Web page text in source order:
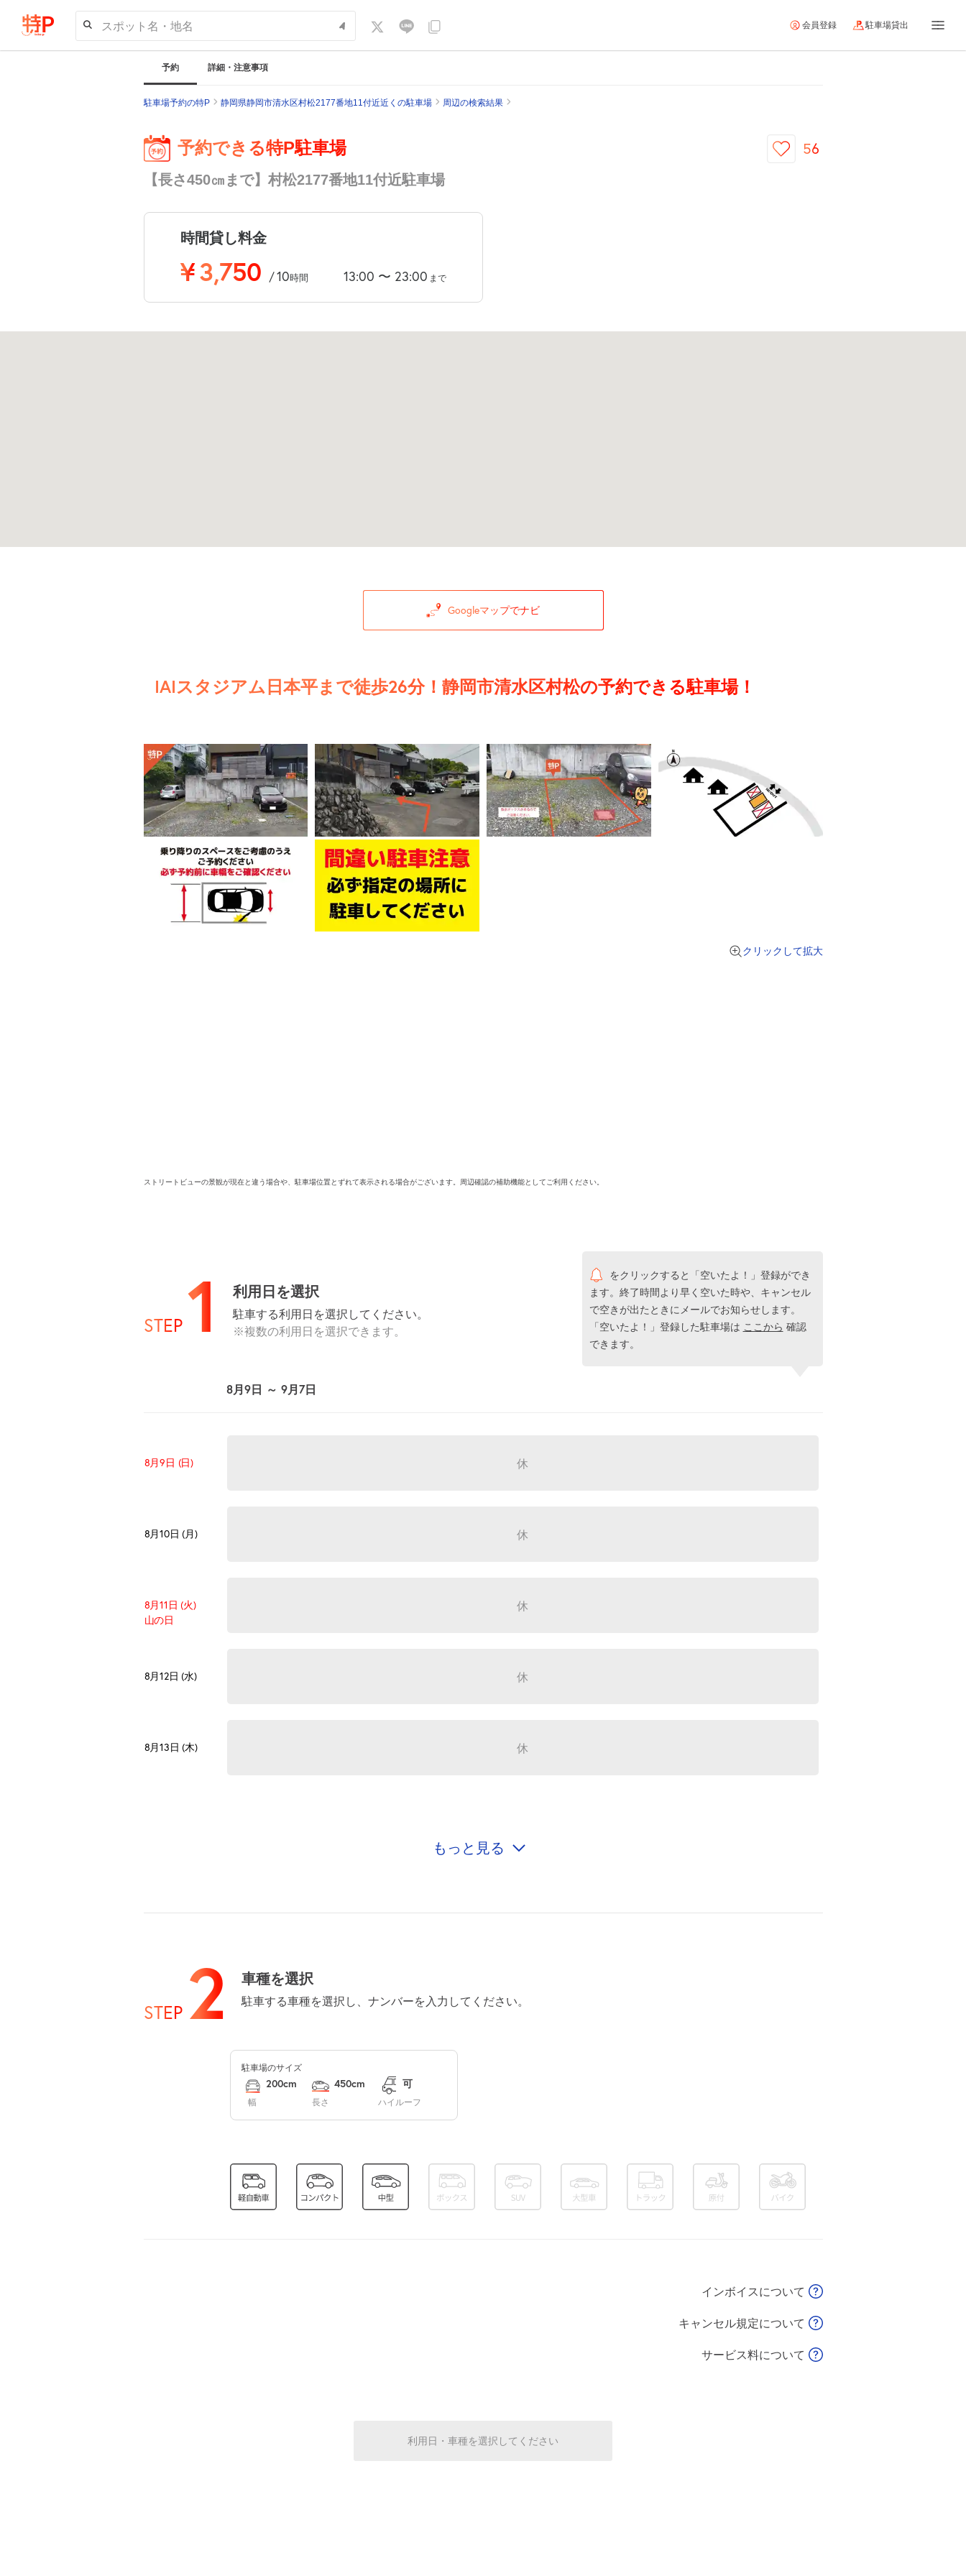
スポット名・地名 会員登録 駐車場貸出
予約 詳細・注意事項
駐車場予約の特P 静岡県静岡市清水区村松2177番地11付近近くの駐車場 周辺の検索結果
予約できる特P駐車場
【長さ450㎝まで】村松2177番地11付近駐車場
56
時間貸し料金
¥3,750 /10時間 13:00 〜 23:00 まで
Googleマップでナビ
IAIスタジアム日本平まで徒歩26分！静岡市清水区村松の予約できる駐車場！
クリックして拡大
ストリートビューの景観が現在と違う場合や、駐車場位置とずれて表示される場合がございます。周辺確認の補助機能としてご利用ください。
STEP 1 利用日を選択
駐車する利用日を選択してください。
※複数の利用日を選択できます。
をクリックすると「空いたよ！」登録ができ
ます。終了時間より早く空いた時や、キャンセル
で空きが出たときにメールでお知らせします。
「空いたよ！」登録した駐車場は ここから 確認
できます。
8月9日 ～ 9月7日
8月9日 (日) 休
8月10日 (月) 休
8月11日 (火)
山の日
休
8月12日 (水) 休
8月13日 (木) 休
8月16日 (日)
休
もっと見る
STEP 2 車種を選択
駐車する車種を選択し、ナンバーを入力してください。
駐車場のサイズ
幅
200cm
長さ
450cm
ハイルーフ
可
インボイスについて
キャンセル規定について
サービス料について
利用日・車種を選択してください